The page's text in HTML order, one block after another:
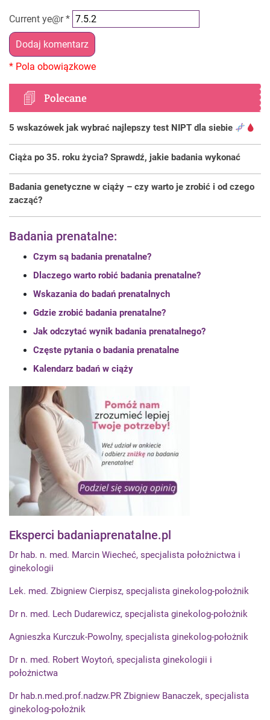
Current ye@r*
Polecane
5 wskazówek jak wybrać najlepszy test NIPT dla siebie
Ciąża po 35. roku życia? Sprawdź, jakie badania wykonać
Badania genetyczne w ciąży – czy warto je zrobić i od czego
zacząć?
Badania prenatalne:
Czym są badania prenatalne?
Dlaczego warto robić badania prenatalne?
Wskazania do badań prenatalnych
Gdzie zrobić badania prenatalne?
Jak odczytać wynik badania prenatalnego?
Częste pytania o badania prenatalne
Kalendarz badań w ciąży
Eksperci badaniaprenatalne.pl
Dr hab. n. med. Marcin Wiecheć, specjalista położnictwa i
ginekologii
Lek. med. Zbigniew Cierpisz, specjalista ginekolog-położnik
Dr n. med. Lech Dudarewicz, specjalista ginekolog-położnik
Agnieszka Kurczuk-Powolny, specjalista ginekolog-położnik
Dr n. med. Robert Woytoń, specjalista ginekologii i
położnictwa
Dr hab.n.med.prof.nadzw.PR Zbigniew Banaczek, specjalista
ginekolog-położnik